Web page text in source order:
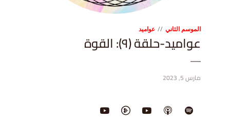
الموسم الثاني عواميد
عواميد-حلقة (٩): القوة
مارس 5, 2023